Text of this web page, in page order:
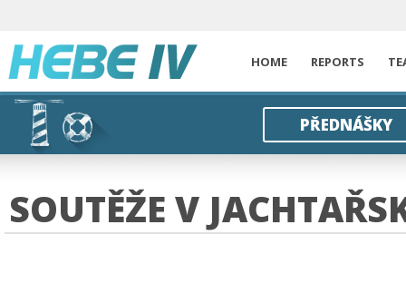
HOME REPORTS
PŘEDNÁŠKY
SOUTĚŽE V